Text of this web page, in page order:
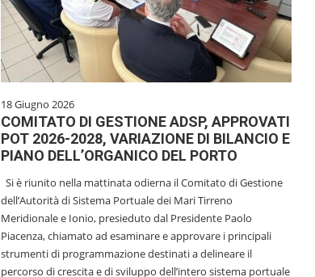
18 Giugno 2026
COMITATO DI GESTIONE ADSP, APPROVATI
POT 2026-2028, VARIAZIONE DI BILANCIO E
PIANO DELL’ORGANICO DEL PORTO
Si è riunito nella mattinata odierna il Comitato di Gestione
dell’Autorità di Sistema Portuale dei Mari Tirreno
Meridionale e Ionio, presieduto dal Presidente Paolo
Piacenza, chiamato ad esaminare e approvare i principali
strumenti di programmazione destinati a delineare il
percorso di crescita e di sviluppo dell’intero sistema portuale